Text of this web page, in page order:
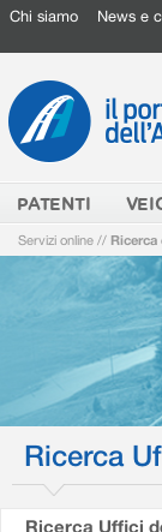
Chi siamo News e
PATENTI
Servizi online // Ricerca
Ricerca
Ricerca Uffici